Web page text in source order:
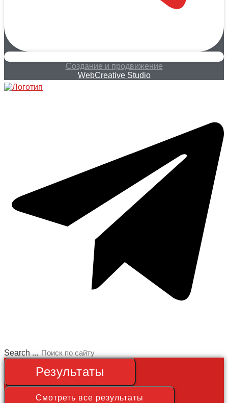
Создание и продвижение
WebCreative Studio
Search ...
Результаты
Смотреть все результаты